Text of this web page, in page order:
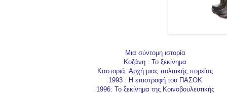
Μια σύντομη ιστορία
Κοζάνη : Το ξεκίνημα
Καστοριά: Αρχή μιας πολιτικής πορείας
1993 : Η επιστροφή του ΠΑΣΟΚ
1996: Το ξεκίνημα της Κοινοβουλευτικής